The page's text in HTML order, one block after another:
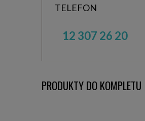
TELEFON
12 307 26 20
PRODUKTY DO KOMPLETU